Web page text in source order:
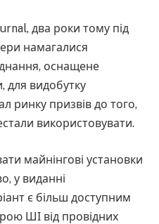
два роки тому під
намагалися
оснащене
для видобутку
ринку призвів до того,
використовувати.
майнінгові установки
у виданні
є більш доступним
ШІ від провідних